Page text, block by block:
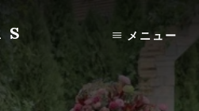
メニュー